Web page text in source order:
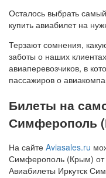
Осталось выбрать
купить авиабилет на
Терзают сомнения,
заботы о наших
авиаперевозчиков, в
пассажиров о
Билеты на
Симферополь
На сайте Aviasales.ru
Симферополь (Крым) от
Авиабилеты Иркутск